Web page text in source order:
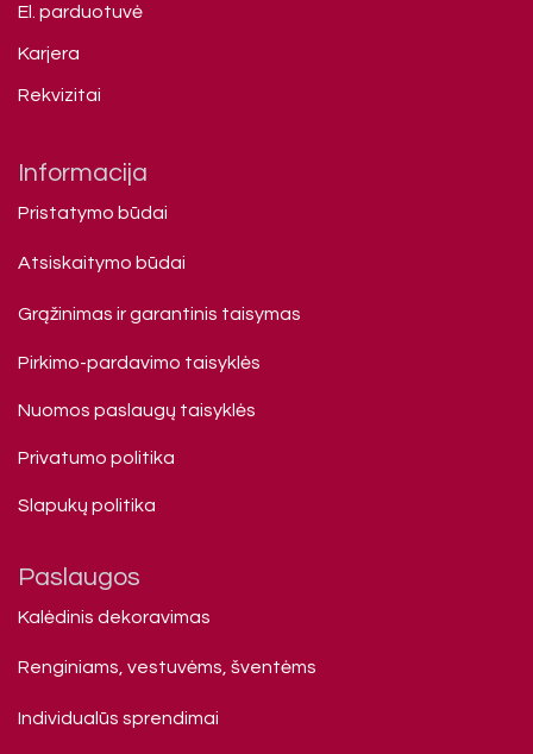
El. parduotuvė
Karjera
Rekvizitai
Informacija
Pristatymo būdai
Atsiskaitymo būdai
Grąžinimas ir garantinis taisymas
Pirkimo-pardavimo taisyklės
Nuomos paslaugų taisyklės
Privatumo politika
Slapukų politika
Paslaugos
Kalėdinis dekoravimas
Renginiams, vestuvėms, šventėms
Individualūs sprendimai